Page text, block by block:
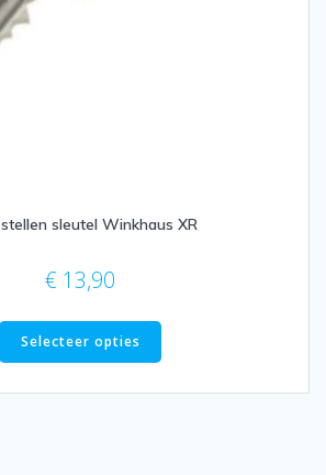
sleutel Winkhaus XR
€ 13,90
Selecteer opties